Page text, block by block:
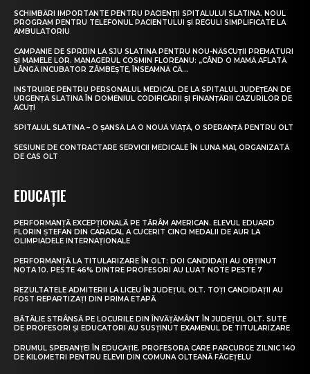
SCHIMBĂRI IMPORTANTE PENTRU PACIENȚII SPITALULUI SLATINA. NOUL
PROGRAM PENTRU TELEFONUL PACIENTULUI ȘI REGULI SIMPLIFICATE LA
AMBULATORIU
CAMPANIE DE SPRIJIN LA SJU SLATINA PENTRU NOU-NĂSCUȚII PREMATURI
ȘI MAMELE LOR. MANAGERUL COSMIN FLOREANU: „CÂND O MAMĂ AFLATĂ
LÂNGĂ INCUBATOR ZÂMBEȘTE, ÎNSEAMNĂ CĂ...
INSTRUIRE PENTRU PERSONALUL MEDICAL DE LA SPITALUL JUDEȚEAN DE
URGENȚĂ SLATINA ÎN DOMENIUL CODIFICĂRII ȘI FINANȚĂRII CAZURILOR DE
ACUȚI
SPITALUL SLATINA – O ȘANSĂ LA O NOUĂ VIAȚĂ, O SPERANȚĂ PENTRU OLT
SESIUNE DE CONTRACTARE SERVICII MEDICALE ÎN LUNA MAI, ORGANIZATĂ
DE CAS OLT
EDUCAȚIE
PERFORMANȚĂ EXCEPȚIONALĂ PE TĂRÂM AMERICAN. ELEVUL EDUARD
FLORIN ȘTEFAN DIN CARACAL A CUCERIT CINCI MEDALII DE AUR LA
OLIMPIADELE INTERNAȚIONALE
PERFORMANȚĂ LA TITULARIZARE ÎN OLT: DOI CANDIDAȚI AU OBȚINUT
NOTA 10. PESTE 46% DINTRE PROFESORI AU LUAT NOTE PESTE 7
REZULTATELE ADMITERII LA LICEU ÎN JUDEȚUL OLT. TOȚI CANDIDAȚII AU
FOST REPARTIZAȚI DIN PRIMA ETAPĂ
BĂTĂLIE STRÂNSĂ PE LOCURILE DIN ÎNVĂȚĂMÂNT ÎN JUDEȚUL OLT. SUTE
DE PROFESORI ȘI EDUCATORI AU SUSȚINUT EXAMENUL DE TITULARIZARE
DRUMUL SPERANȚEI ÎN EDUCAȚIE. PROFESORA CARE PARCURGE ZILNIC 140
DE KILOMETRI PENTRU ELEVII DIN COMUNA OLTEANĂ FĂGEȚELU